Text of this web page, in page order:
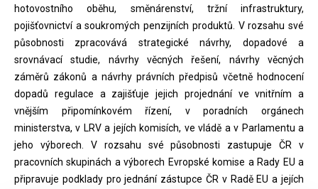
hotovostního oběhu, směnárenství, tržní infrastruktury,
pojišťovnictví a soukromých penzijních produktů. V rozsahu své
působnosti zpracovává strategické návrhy, dopadové a
srovnávací studie, návrhy věcných řešení, návrhy věcných
záměrů zákonů a návrhy právních předpisů včetně hodnocení
dopadů regulace a zajišťuje jejich projednání ve vnitřním a
vnějším připomínkovém řízení, v poradních orgánech
ministerstva, v LRV a jejích komisích, ve vládě a v Parlamentu a
jeho výborech. V rozsahu své působnosti zastupuje ČR v
pracovních skupinách a výborech Evropské komise a Rady EU a
připravuje podklady pro jednání zástupce ČR v Radě EU a jejích